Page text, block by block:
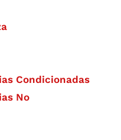
Condicionadas
No